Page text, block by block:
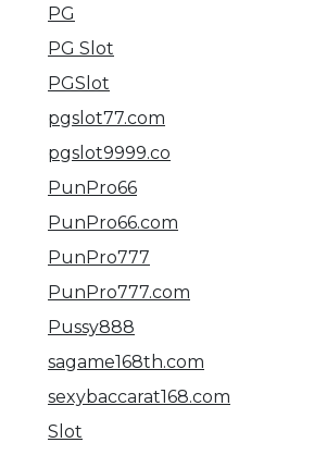
PG
PG Slot
PGSlot
pgslot77.com
pgslot9999.co
PunPro66
PunPro66.com
PunPro777
PunPro777.com
Pussy888
sagame168th.com
sexybaccarat168.com
Slot